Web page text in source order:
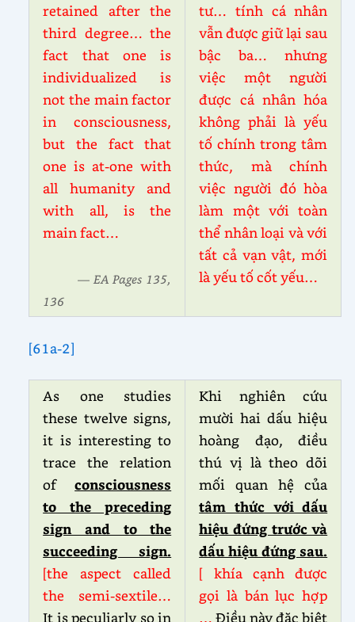
retained after the
third degree… the
fact that one is
individualized is
not the main factor
in consciousness,
but the fact that
one is at-one with
all humanity and
with all, is the
main fact…
— EA Pages 135,
136
tư… tính cá nhân
vẫn được giữ lại sau
bậc ba… nhưng
việc một người
được cá nhân hóa
không phải là yếu
tố chính trong tâm
thức, mà chính
việc người đó hòa
làm một với toàn
thể nhân loại và với
tất cả vạn vật, mới
là yếu tố cốt yếu…
[61a-2]
As one studies
these twelve signs,
it is interesting to
trace the relation
ofconsciousness
to the preceding
sign and to the
succeeding sign.
[the aspect called
the semi-sextile…
It is peculiarly so in
Khi nghiên cứu
mười hai dấu hiệu
hoàng đạo, điều
thú vị là theo dõi
mối quan hệ của
tâm thức với dấu
hiệu đứng trước và
dấu hiệu đứng sau.
[ khía cạnh được
gọi là bán lục hợp
…Điều này đặc biệt